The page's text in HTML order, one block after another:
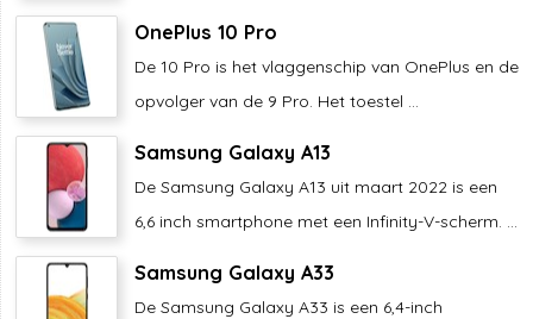
OnePlus 10 Pro
De 10 Pro is het vlaggenschip van OnePlus en de
opvolger van de 9 Pro. Het toestel ...
Samsung Galaxy A13
De Samsung Galaxy A13 uit maart 2022 is een
6,6 inch smartphone met een Infinity-V-scherm. ...
Samsung Galaxy A33
De Samsung Galaxy A33 is een 6,4-inch